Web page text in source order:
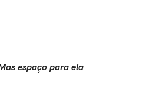
espaço para ela